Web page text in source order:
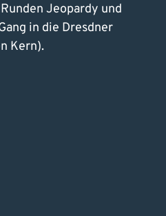
Jeopardy und
in die Dresdner
Kern).